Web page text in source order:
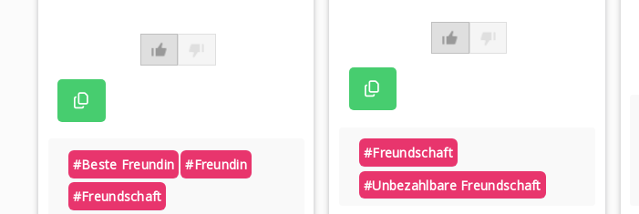
#beste Freundin
#freundin
#freundschaft
#freundschaft
#unbezahlbare Freundschaft